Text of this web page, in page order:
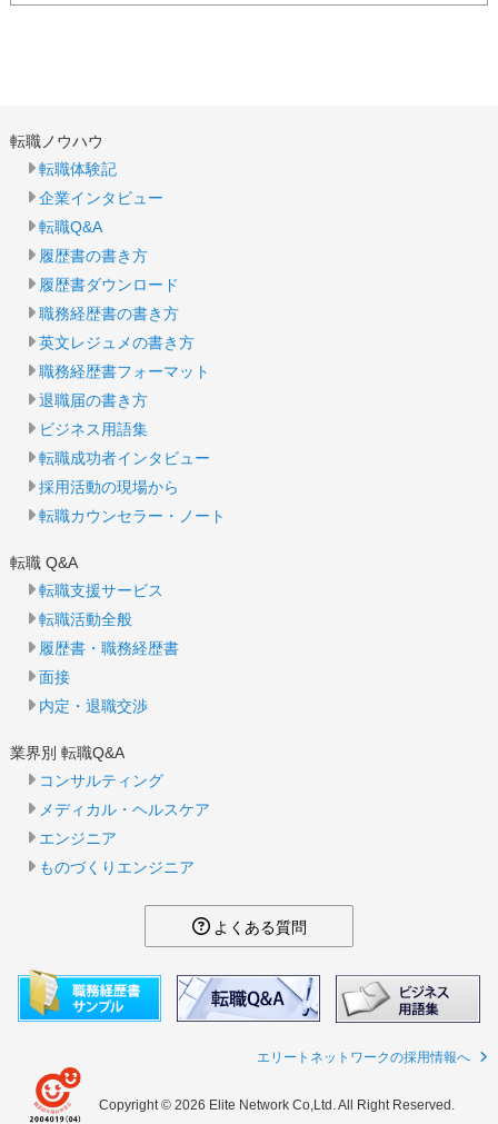
転職ノウハウ
転職体験記
企業インタビュー
転職Q&A
履歴書の書き方
履歴書ダウンロード
職務経歴書の書き方
英文レジュメの書き方
職務経歴書フォーマット
退職届の書き方
ビジネス用語集
転職成功者インタビュー
採用活動の現場から
転職カウンセラー・ノート
転職 Q&A
転職支援サービス
転職活動全般
履歴書・職務経歴書
面接
内定・退職交渉
業界別 転職Q&A
コンサルティング
メディカル・ヘルスケア
エンジニア
ものづくりエンジニア
よくある質問
エリートネットワークの採用情報へ
Copyright © 2026 Elite Network Co,Ltd. All Right Reserved.